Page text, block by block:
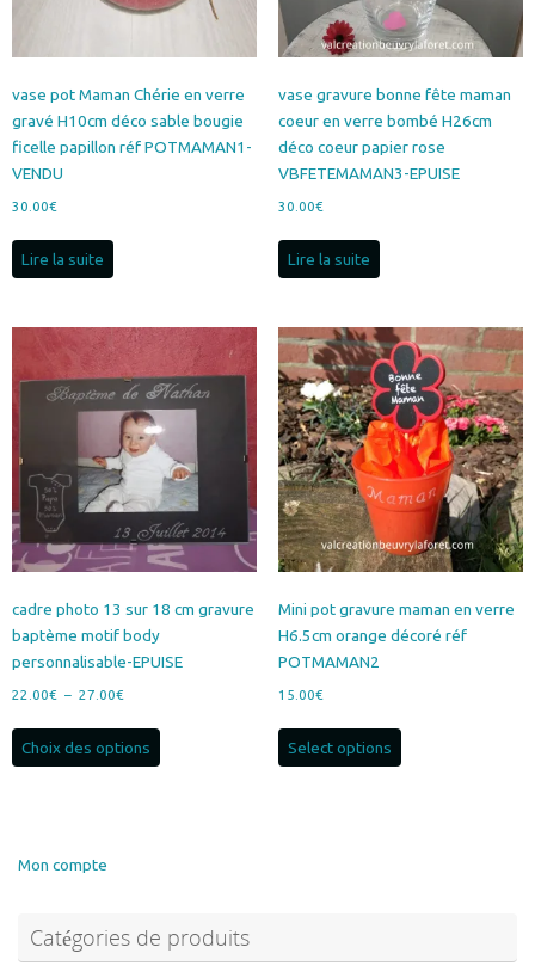
vase pot Maman Chérie en verre
gravé H10cm déco sable bougie
ficelle papillon réf POTMAMAN1-
VENDU
30.00€
Lire la suite
vase gravure bonne fête maman
coeur en verre bombé H26cm
déco coeur papier rose
VBFETEMAMAN3-EPUISE
30.00€
Lire la suite
cadre photo 13 sur 18 cm gravure
baptème motif body
personnalisable-EPUISE
22.00€ – 27.00€
22.00€
Choix des options
être
choisies
Mini pot gravure maman en verre
H6.5cm orange décoré réf
POTMAMAN2
15.00€
Select options
Mon compte
Catégories de produits